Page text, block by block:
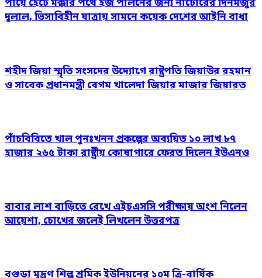
পায়ে হেঁটে মক্কার পথে হজ পালনের জন্য নাটোরের দিনমজুর
দুলাল, ভিসাবিহীন যাত্রায় সামনে কয়েক দেশের আইনি বাধা
শহীদ জিয়া স্মৃতি সংসদের উদ্যোগে রাষ্ট্রপতি জিয়াউর রহমান
ও সাবেক প্রধানমন্ত্রী বেগম খালেদা জিয়ার মাজার জিয়ারত
পাঁচবিবিতে খাল পুনঃখনন প্রকল্পের অব্যয়িত ১০ লাখ ৮৭
হাজার ২৬৫ টাকা রাষ্ট্রীয় কোষাগারে ফেরত দিলেন ইউএনও
বাবার লাশ বাড়িতে রেখে এইচএসসি পরীক্ষায় অংশ নিলেন
আয়েশা, চোখের জলেই লিখলেন উত্তরপত্র
বগুড়া মুদ্রণ শিল্প শ্রমিক ইউনিয়নের ১০ম ত্রি-বার্ষিক